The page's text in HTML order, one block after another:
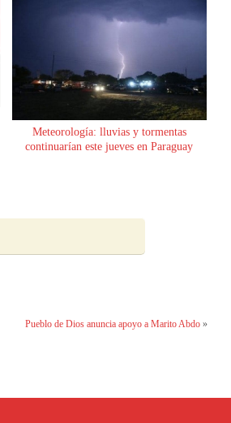
Meteorología: lluvias y tormentas
continuarían este jueves en Paraguay
Pueblo de Dios anuncia apoyo a Marito Abdo»